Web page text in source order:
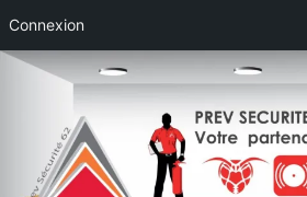
Connexion
Aller